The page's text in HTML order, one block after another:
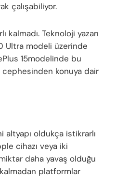
çalışabiliyor.
kalmadı. Teknoloji yazarı
Ultra modeli üzerinde
15modelinde bu
cephesinden konuya dair
oldukça istikrarlı
cihazı veya iki
daha yavaş olduğu
platformlar